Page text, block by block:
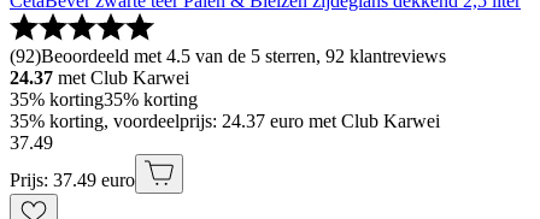
(92)Beoordeeld met 4.5 van de 5 sterren, 92 klantreviews
24.37 met Club Karwei
35% korting35% korting
35% korting, voordeelprijs: 24.37 euro met Club Karwei
37.49
Prijs: 37.49 euro